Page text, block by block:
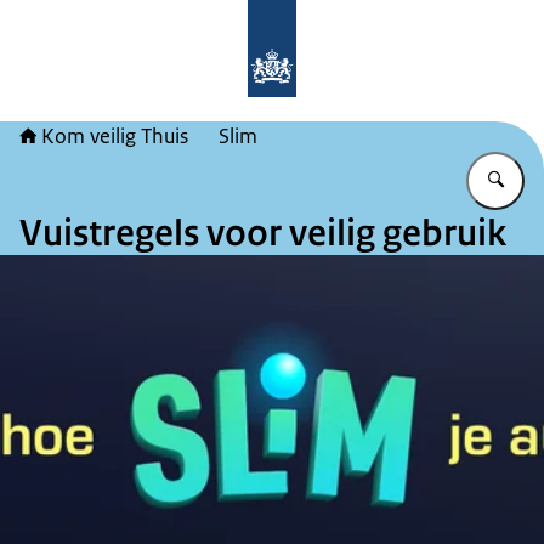
Kom veilig Thuis Slim
Vuistregels voor veilig gebruik